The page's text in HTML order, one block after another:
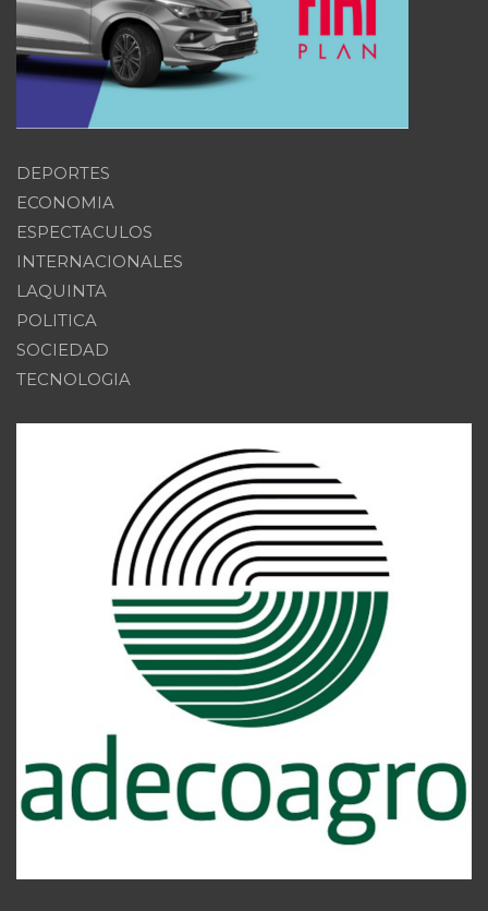
DEPORTES
ECONOMIA
ESPECTACULOS
INTERNACIONALES
LAQUINTA
POLITICA
SOCIEDAD
TECNOLOGIA